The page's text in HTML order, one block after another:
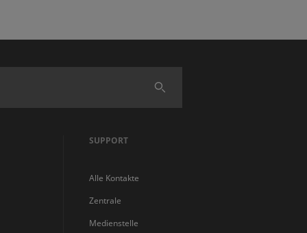
Finden
SUPPORT
Alle Kontakte
Zentrale
Medienstelle